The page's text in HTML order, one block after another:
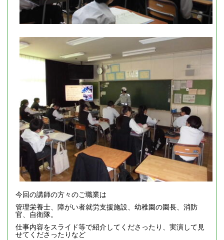
今回の講師の方々のご職業は
管理栄養士、障がい者就労支援施設、幼稚園の園長、消防
官、自衛隊。
仕事内容をスライド等で紹介してくださったり、実演して見
せてくださったりなど